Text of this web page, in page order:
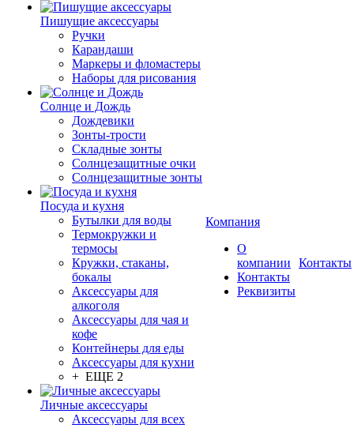
Пишущие аксессуары
Ручки
Карандаши
Маркеры и фломастеры
Наборы для рисования
Солнце и Дождь
Дождевики
Зонты-трости
Складные зонты
Солнцезащитные очки
Солнцезащитные зонты
Посуда и кухня
Бутылки для воды
Термокружки и
термосы
Кружки, стаканы,
бокалы
Аксессуары для
алкоголя
Аксессуары для чая и
кофе
Контейнеры для еды
Аксессуары для кухни
+ ЕЩЕ 2
Личные аксессуары
Аксессуары для всех
Компания
О
компании
Контакты
Реквизиты
Контакты